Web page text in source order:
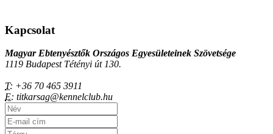
Kapcsolat
Magyar Ebtenyésztők Országos Egyesületeinek Szövetsége
1119 Budapest Tétényi út 130.
T: +36 70 465 3911
E: titkarsag@kennelclub.hu